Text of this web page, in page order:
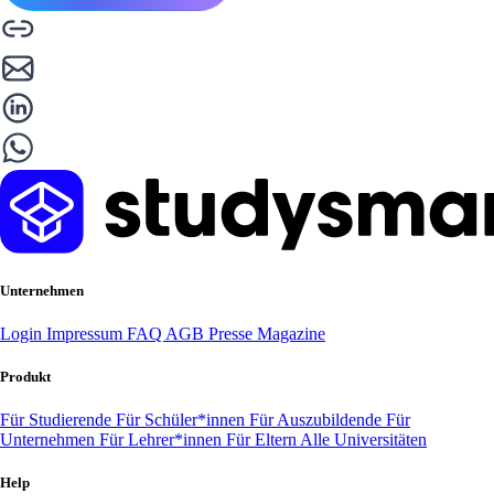
Unternehmen
Login Impressum FAQ AGB Presse Magazine
Produkt
Für Studierende Für Schüler*innen Für Auszubildende Für
Unternehmen Für Lehrer*innen Für Eltern Alle Universitäten
Help